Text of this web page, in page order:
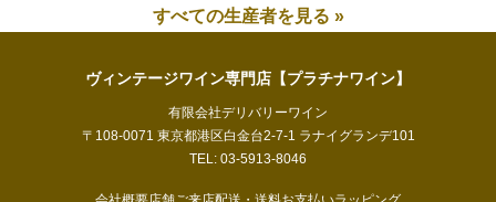
すべての生産者を見る »
ヴィンテージワイン専門店【プラチナワイン】
有限会社デリバリーワイン
〒108-0071 東京都港区白金台2-7-1 ラナイグランデ101
TEL: 03-5913-8046